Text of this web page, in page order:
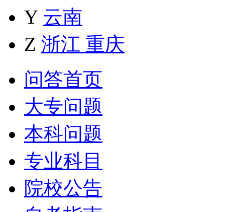
Y 云南
Z 浙江 重庆
问答首页
大专问题
本科问题
专业科目
院校公告